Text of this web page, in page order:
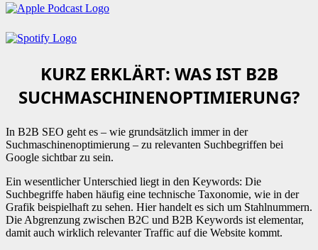
KURZ ERKLÄRT: WAS IST B2B
SUCHMASCHINENOPTIMIERUNG?
In B2B SEO geht es – wie grundsätzlich immer in der
Suchmaschinenoptimierung – zu relevanten Suchbegriffen bei
Google sichtbar zu sein.
Ein wesentlicher Unterschied liegt in den Keywords: Die
Suchbegriffe haben häufig eine technische Taxonomie, wie in der
Grafik beispielhaft zu sehen. Hier handelt es sich um Stahlnummern.
Die Abgrenzung zwischen B2C und B2B Keywords ist elementar,
damit auch wirklich relevanter Traffic auf die Website kommt.